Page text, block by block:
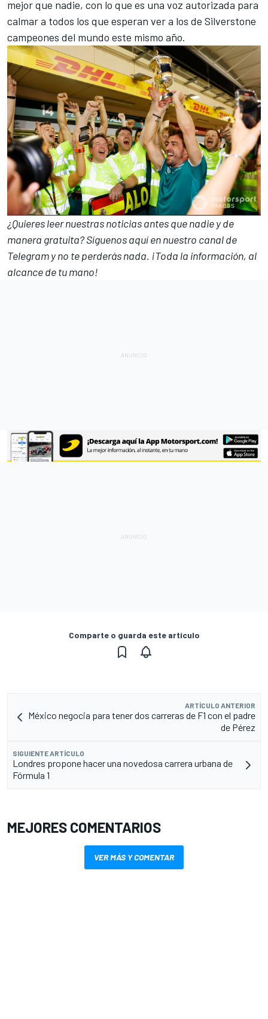
mejor que nadie, con lo que es una voz autorizada para
calmar a todos los que esperan ver a los de Silverstone
campeones del mundo este mismo año.
¿Quieres leer nuestras noticias antes que nadie y de
manera gratuita? Síguenosaquí en nuestro canal de
Telegramy no te perderás nada. ¡Toda la información, al
alcance de tu mano!
Comparte o guarda este artículo
ARTÍCULO ANTERIOR
México negocia para tener dos carreras de F1 con el padre
de Pérez
SIGUIENTE ARTÍCULO
Londres propone hacer una novedosa carrera urbana de
Fórmula 1
MEJORES COMENTARIOS
VER MÁS Y COMENTAR